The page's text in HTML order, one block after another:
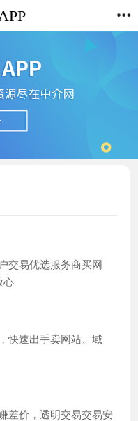
交易优选服务商买网
心
快速出手卖网站、域
差价，透明交易交易安